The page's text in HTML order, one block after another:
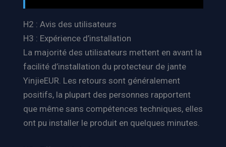
H2 : Avis des utilisateurs
H3 : Expérience d’installation
La majorité des utilisateurs mettent en avant la
facilité d’installation du protecteur de jante
YinjieEUR. Les retours sont généralement
positifs, la plupart des personnes rapportent
que même sans compétences techniques, elles
ont pu installer le produit en quelques minutes.